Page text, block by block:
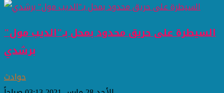
السيطرة على حريق محدود بمحل بـ"الديب مول"
برشدي
حوادث